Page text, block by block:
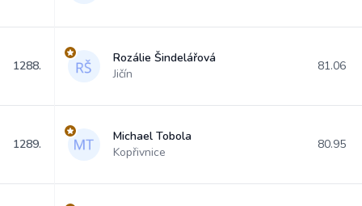
1288.
Rozálie Šindelářová
Jičín
81.06
1289.
Michael Tobola
Kopřivnice
80.95